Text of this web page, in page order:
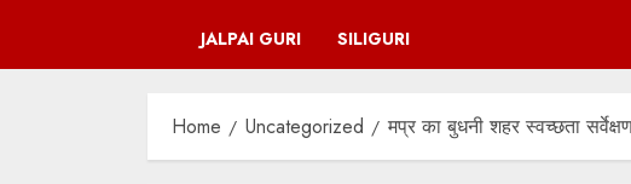
JALPAI GURI SILIGURI
Home Uncategorized मप्र का बुधनी शहर स्वच्छता